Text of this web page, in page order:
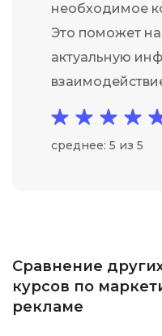
необходимое
Это поможет
актуальную
среднее: 5 из 5
Сравнение
курсов по
рекламе